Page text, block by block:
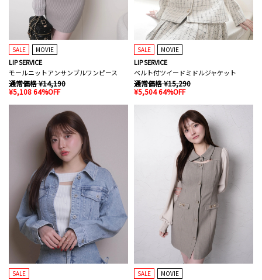
SALE MOVIE
LIP SERVICE
モールニットアンサンブルワンピース
通常価格 ¥14,190
¥5,108 64%OFF
SALE MOVIE
LIP SERVICE
ベルト付ツイードミドルジャケット
通常価格 ¥15,290
¥5,504 64%OFF
SALE SALE MOVIE